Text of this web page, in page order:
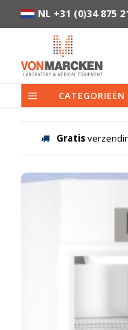
NL +31 (0)34 875
CATEGORIEËN
Gratis